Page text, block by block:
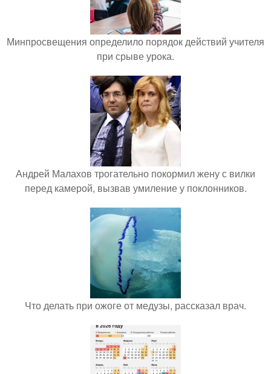
Минпросвещения определило порядок действий учителя
при срыве урока.
Андрей Малахов трогательно покормил жену с вилки
перед камерой, вызвав умиление у поклонников.
Что делать при ожоге от медузы, рассказал врач.